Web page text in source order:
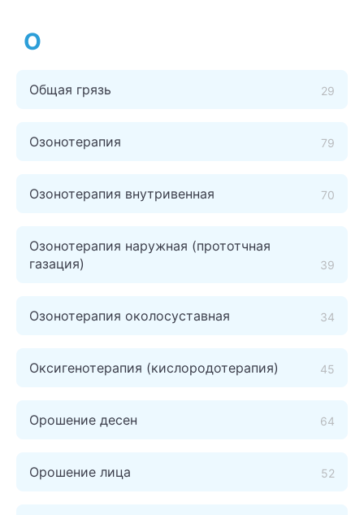
О
Общая грязь 29
Озонотерапия 79
Озонотерапия внутривенная 70
Озонотерапия наружная (прототчная
газация)
39
Озонотерапия околосуставная 34
Оксигенотерапия (кислородотерапия) 45
Орошение десен 64
Орошение лица 52